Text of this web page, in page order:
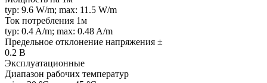
typ: 9.6 W/m; max: 11.5 W/m
Ток потребления 1м
typ: 0.4 A/m; max: 0.48 A/m
Предельное отклонение напряжения ±
0.2 В
Эксплуатационные
Диапазон рабочих температур